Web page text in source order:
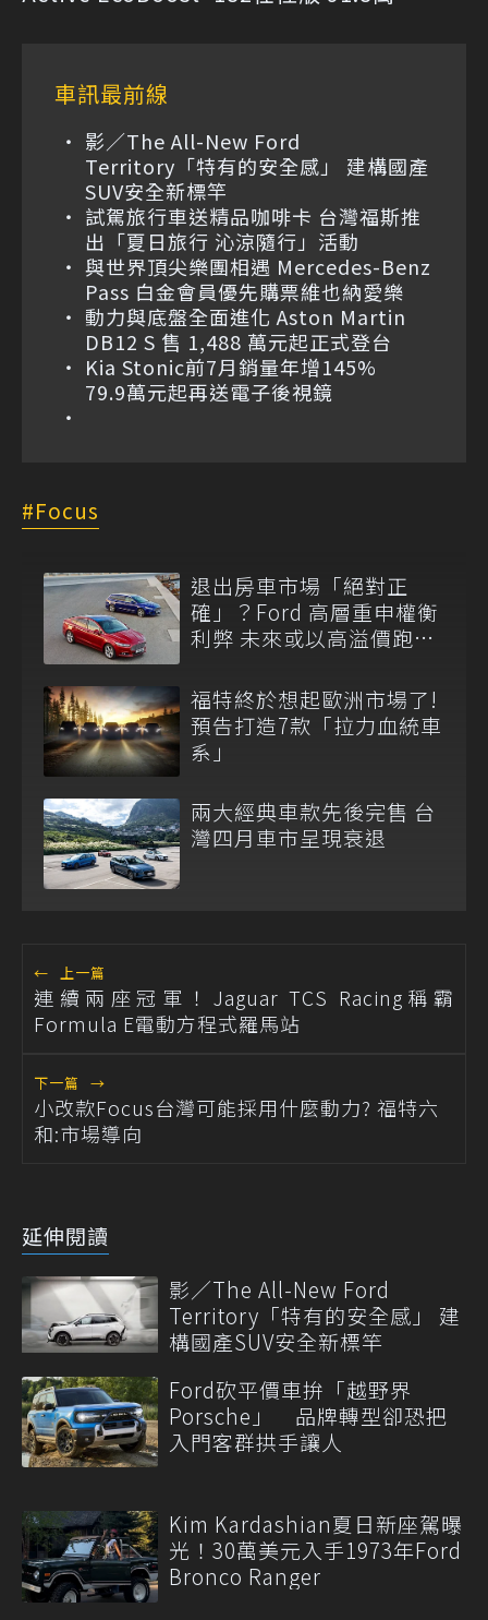
車訊最前線
影／The All-New Ford
Territory「特有的安全感」 建構國產
SUV安全新標竿
試駕旅行車送精品咖啡卡 台灣福斯推
出「夏日旅行 沁涼隨行」活動
與世界頂尖樂團相遇 Mercedes-Benz
Pass 白金會員優先購票維也納愛樂
動力與底盤全面進化 Aston Martin
DB12 S 售 1,488 萬元起正式登台
Kia Stonic前7月銷量年增145%
79.9萬元起再送電子後視鏡
Focus
退出房車市場「絕對正
確」？Ford 高層重申權衡
利弊 未來或以高溢價跑房
福特終於想起歐洲市場了!
預告打造7款「拉力血統車
系」
兩大經典車款先後完售 台
灣四月車市呈現衰退
← 上一篇
連續兩座冠軍！Jaguar TCS Racing稱霸
Formula E電動方程式羅馬站
下一篇 →
小改款Focus台灣可能採用什麼動力? 福特六
和:市場導向
延伸閱讀
影／The All-New Ford
Territory「特有的安全感」 建
構國產SUV安全新標竿
Ford砍平價車拚「越野界
Porsche」 品牌轉型卻恐把
入門客群拱手讓人
Kim Kardashian夏日新座駕曝
光！30萬美元入手1973年Ford
Bronco Ranger